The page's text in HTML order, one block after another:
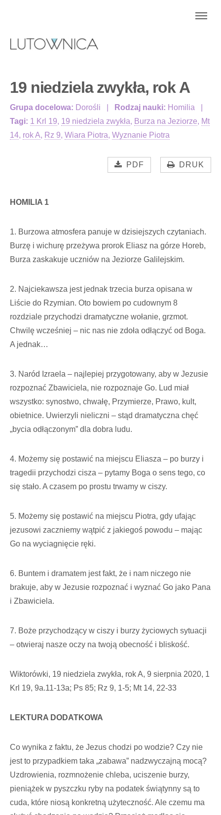
19 niedziela zwykła, rok A
Grupa docelowa: Dorośli Rodzaj nauki: Homilia
Tagi: 1 Krl 19, 19 niedziela zwykła, Burza na Jeziorze, Mt
14, rok A, Rz 9, Wiara Piotra, Wyznanie Piotra
PDF DRUK
HOMILIA 1
1. Burzowa atmosfera panuje w dzisiejszych czytaniach.
Burzę i wichurę przeżywa prorok Eliasz na górze Horeb,
Burza zaskakuje uczniów na Jeziorze Galilejskim.
2. Najciekawsza jest jednak trzecia burza opisana w
Liście do Rzymian. Oto bowiem po cudownym 8
rozdziale przychodzi dramatyczne wołanie, grzmot.
Chwilę wcześniej – nic nas nie zdoła odłączyć od Boga.
A jednak…
3. Naród Izraela – najlepiej przygotowany, aby w Jezusie
rozpoznać Zbawiciela, nie rozpoznaje Go. Lud miał
wszystko: synostwo, chwałę, Przymierze, Prawo, kult,
obietnice. Uwierzyli nieliczni – stąd dramatyczna chęć
„bycia odłączonym” dla dobra ludu.
4. Możemy się postawić na miejscu Eliasza – po burzy i
tragedii przychodzi cisza – pytamy Boga o sens tego, co
się stało. A czasem po prostu trwamy w ciszy.
5. Możemy się postawić na miejscu Piotra, gdy ufając
jezusowi zaczniemy wątpić z jakiegoś powodu – mając
Go na wyciagnięcie ręki.
6. Buntem i dramatem jest fakt, że i nam niczego nie
brakuje, aby w Jezusie rozpoznać i wyznać Go jako Pana
i Zbawiciela.
7. Boże przychodzący w ciszy i burzy życiowych sytuacji
– otwieraj nasze oczy na twoją obecność i bliskość.
Wiktorówki, 19 niedziela zwykła, rok A, 9 sierpnia 2020, 1
Krl 19, 9a.11-13a; Ps 85; Rz 9, 1-5; Mt 14, 22-33
LEKTURA DODATKOWA
Co wynika z faktu, że Jezus chodzi po wodzie? Czy nie
jest to przypadkiem taka „zabawa” nadzwyczajną mocą?
Uzdrowienia, rozmnożenie chleba, uciszenie burzy,
pieniążek w pyszczku ryby na podatek świątynny są to
cuda, które niosą konkretną użyteczność. Ale czemu ma